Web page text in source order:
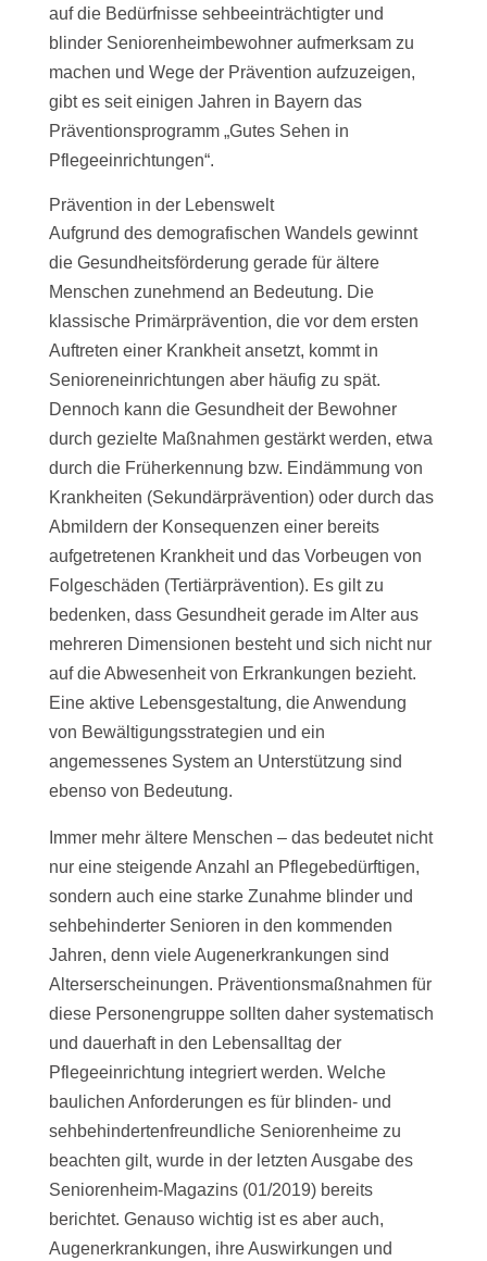
auf die Bedürfnisse sehbeeinträchtigter und
blinder Seniorenheimbewohner aufmerksam zu
machen und Wege der Prävention aufzuzeigen,
gibt es seit einigen Jahren in Bayern das
Präventionsprogramm „Gutes Sehen in
Pflegeeinrichtungen“.
Prävention in der Lebenswelt
Aufgrund des demografischen Wandels gewinnt
die Gesundheitsförderung gerade für ältere
Menschen zunehmend an Bedeutung. Die
klassische Primärprävention, die vor dem ersten
Auftreten einer Krankheit ansetzt, kommt in
Senioreneinrichtungen aber häufig zu spät.
Dennoch kann die Gesundheit der Bewohner
durch gezielte Maßnahmen gestärkt werden, etwa
durch die Früherkennung bzw. Eindämmung von
Krankheiten (Sekundärprävention) oder durch das
Abmildern der Konsequenzen einer bereits
aufgetretenen Krankheit und das Vorbeugen von
Folgeschäden (Tertiärprävention). Es gilt zu
bedenken, dass Gesundheit gerade im Alter aus
mehreren Dimensionen besteht und sich nicht nur
auf die Abwesenheit von Erkrankungen bezieht.
Eine aktive Lebensgestaltung, die Anwendung
von Bewältigungsstrategien und ein
angemessenes System an Unterstützung sind
ebenso von Bedeutung.
Immer mehr ältere Menschen – das bedeutet nicht
nur eine steigende Anzahl an Pflegebedürftigen,
sondern auch eine starke Zunahme blinder und
sehbehinderter Senioren in den kommenden
Jahren, denn viele Augenerkrankungen sind
Alterserscheinungen. Präventionsmaßnahmen für
diese Personengruppe sollten daher systematisch
und dauerhaft in den Lebensalltag der
Pflegeeinrichtung integriert werden. Welche
baulichen Anforderungen es für blinden- und
sehbehindertenfreundliche Seniorenheime zu
beachten gilt, wurde in der letzten Ausgabe des
Seniorenheim-Magazins (01/2019) bereits
berichtet. Genauso wichtig ist es aber auch,
Augenerkrankungen, ihre Auswirkungen und